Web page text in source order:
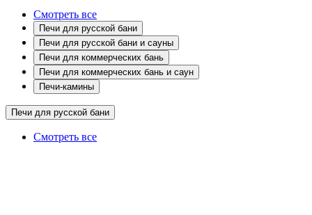
Смотреть все
Печи для русской бани
Печи для русской бани и сауны
Печи для коммерческих бань
Печи для коммерческих бань и саун
Печи-камины
Печи для русской бани
Смотреть все